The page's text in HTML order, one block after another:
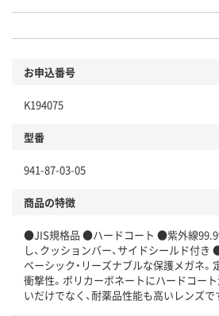
お申込番号
K194075
型番
941-87-03-05
商品の特徴
●JIS規格品 ●ハードコート ●紫外線
し、クッションバー、サイドシールド付
ベーシック・リーズナブルな保護メガネ。
衝撃性。ポリカーボネートにハードコート
いだけでなく、耐薬品性能も高いレンズで